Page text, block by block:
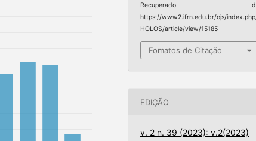
Recuperado
https://www2.ifrn.edu.br/ojs/
HOLOS/article/view/15185
Fomatos de Citação
EDIÇÃO
v. 2 n. 39 (2023): v.2(2023)